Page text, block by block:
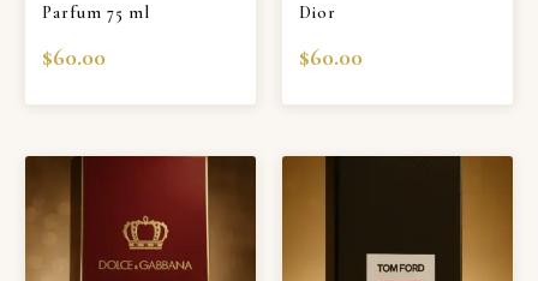
Parfum 75 ml
$60.00
Dior
$60.00